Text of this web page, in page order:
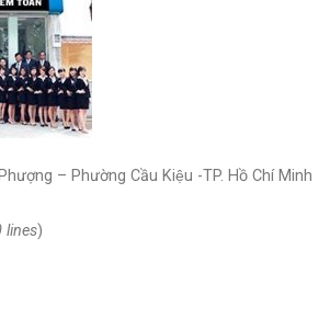
– Phường Cầu Kiệu -TP. Hồ Chí Minh
lines)